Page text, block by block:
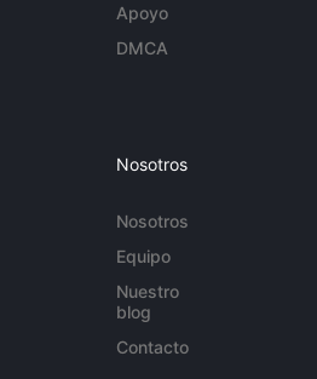
Apoyo
DMCA
Nosotros
Nosotros
Equipo
Nuestro
blog
Contacto